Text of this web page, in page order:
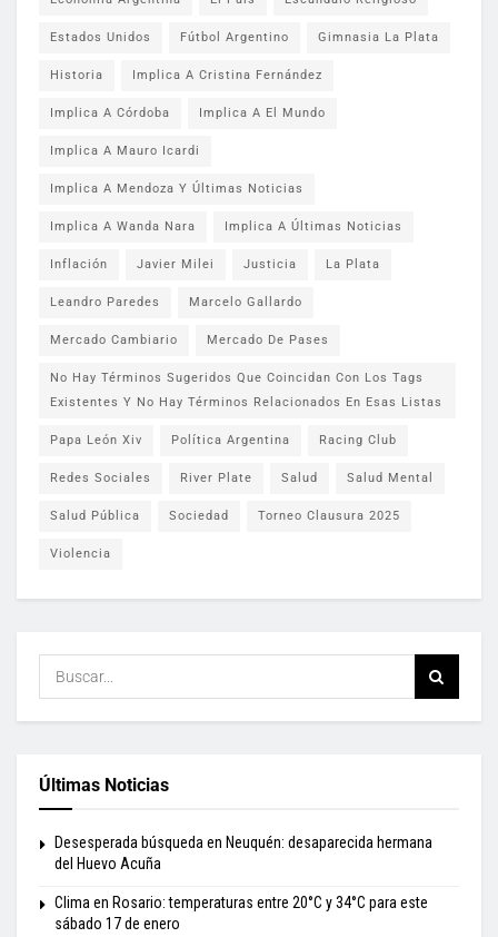
Estados Unidos Fútbol Argentino Gimnasia La Plata
Historia Implica A Cristina Fernández
Implica A Córdoba Implica A El Mundo
Implica A Mauro Icardi
Implica A Mendoza Y Últimas Noticias
Implica A Wanda Nara Implica A Últimas Noticias
Inflación Javier Milei Justicia La Plata
Leandro Paredes Marcelo Gallardo
Mercado Cambiario Mercado De Pases
No Hay Términos Sugeridos Que Coincidan Con Los Tags
Existentes Y No Hay Términos Relacionados En Esas Listas
Papa León Xiv Política Argentina Racing Club
Redes Sociales River Plate Salud Salud Mental
Salud Pública Sociedad Torneo Clausura 2025
Violencia
Últimas Noticias
Desesperada búsqueda en Neuquén: desaparecida hermana
del Huevo Acuña
Clima en Rosario: temperaturas entre 20°C y 34°C para este
sábado 17 de enero